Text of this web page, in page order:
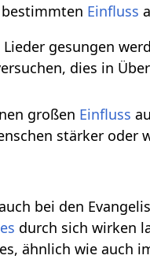
Einfluss
gesungen
dies in
großen Einfluss
stärker oder
bei den
durch sich wirken
ähnlich wie auch